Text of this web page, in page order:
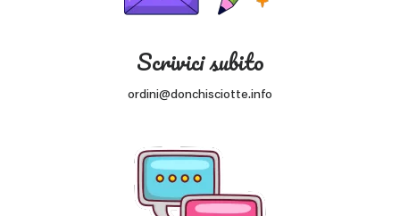
Scrivici subito
ordini@donchisciotte.info